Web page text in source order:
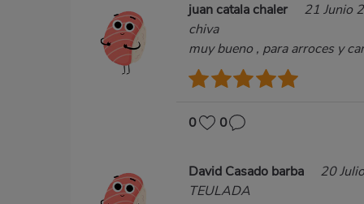
juan catala chaler
21 Junio
chiva
muy bueno , para arroces y
0 0
David Casado barba
20
TEULADA